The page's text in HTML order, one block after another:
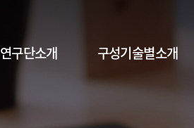
연구단소개
인사말
구성기술별소개